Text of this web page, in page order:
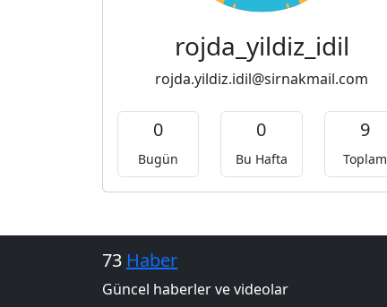
rojda_yildiz_idil
rojda.yildiz.idil@sirnakmail.com
0
Bugün
0
Bu Hafta
9
Toplam
73 Haber
Güncel haberler ve videolar